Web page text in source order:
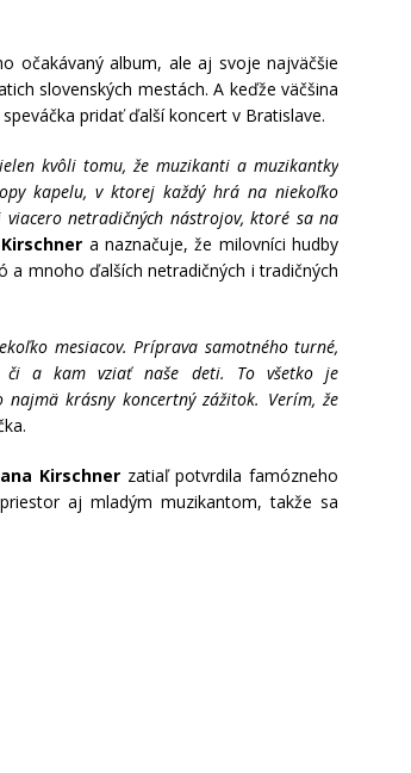
očakávaný album, ale aj svoje najväčšie
slovenských mestách. A keďže väčšina
pridať ďalší koncert v Bratislave.
kvôli tomu, že muzikanti a muzikantky
kapelu, v ktorej každý hrá na niekoľko
netradičných nástrojov, ktoré sa na
Kirschner a naznačuje, že milovníci hudby
a mnoho ďalších netradičných i tradičných
mesiacov. Príprava samotného turné,
či a kam vziať naše deti. To všetko je
krásny koncertný zážitok. Verím, že
Kirschnerzatiaľ potvrdila famózneho
aj mladým muzikantom, takže sa